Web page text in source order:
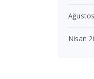
Nisan